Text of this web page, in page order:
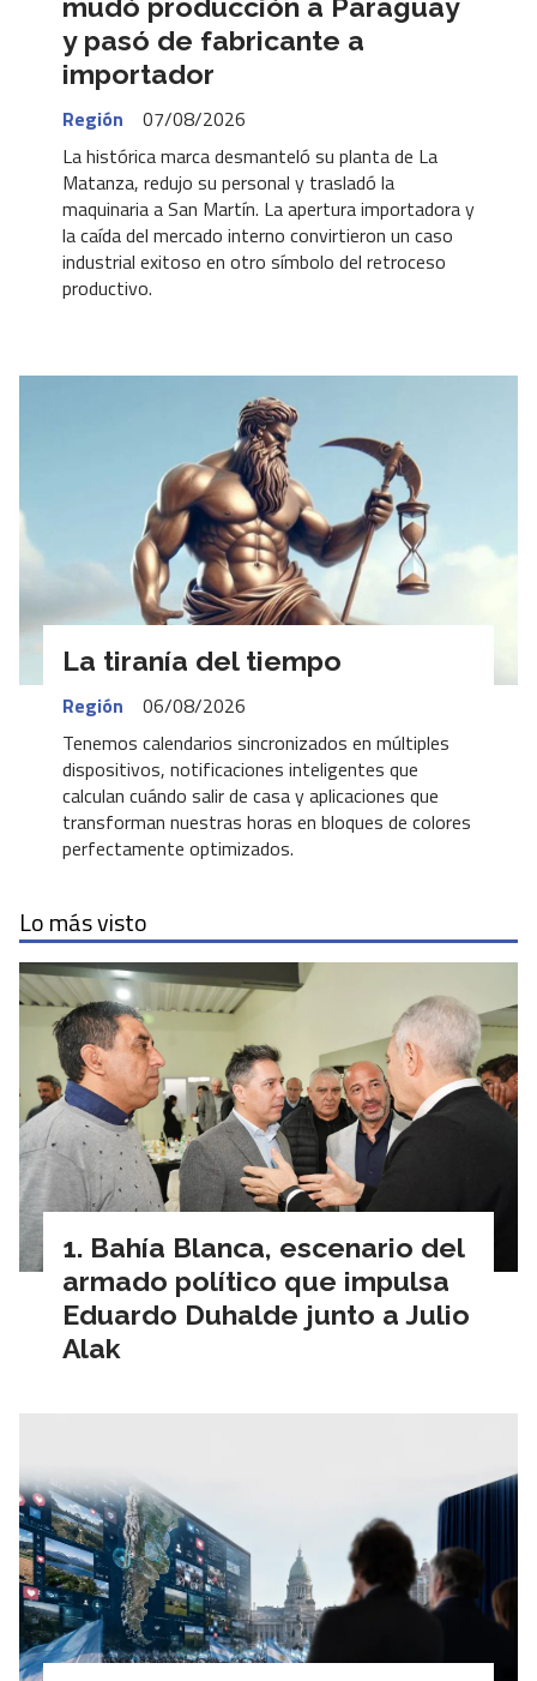
mudó producción a Paraguay
y pasó de fabricante a
importador
Región
07/08/2026
La histórica marca desmanteló su planta de La
Matanza, redujo su personal y trasladó la
maquinaria a San Martín. La apertura importadora y
la caída del mercado interno convirtieron un caso
industrial exitoso en otro símbolo del retroceso
productivo.
La tiranía del tiempo
Región
06/08/2026
Tenemos calendarios sincronizados en múltiples
dispositivos, notificaciones inteligentes que
calculan cuándo salir de casa y aplicaciones que
transforman nuestras horas en bloques de colores
perfectamente optimizados.
Lo más visto
Bahía Blanca, escenario del
armado político que impulsa
Eduardo Duhalde junto a Julio
Alak